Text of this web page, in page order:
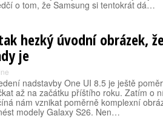
o tom, že Samsung si tentokrát dá…
hezký úvodní obrázek,
je
nadstavby One UI 8.5 je ještě
až na začátku příštího roku. Zatím o
nám vznikat poměrně komplexní
modely Galaxy S26. Nen…